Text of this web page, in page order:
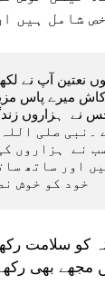
خود کو خوش
کو سلامت
بھی